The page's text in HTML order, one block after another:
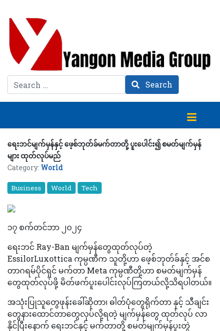
Search Search
ရေးဘင်မျက်မှန်နှင့် ဖေ့စ်ဘုတ်ခ်မက်တာတို့ ပူးပေါင်း၍ စမတ်မျက်မှန်
များ ထုတ်လုပ်မည်
Category: World
Business World Tech
၁၇ စက်တင်ဘာ ၂၀၂၄
ရေးဘင် Ray-Ban မျက်မှန်တွေထုတ်လုပ်တဲ့
EssilorLuxottica ကုမ္ပဏီက သူတို့ဟာ ဖေ့စ်ဘုတ်ခ်နှင့် အင်စ
တာဂရမ်ပိုင်ရှင် မက်တာ Meta ကုမ္ပဏီတို့ဟာ စမတ်မျက်မှန်
တွေထုတ်လုပ်ဖို့ မိတ်ဖက်ပူးပေါင်းလုပ်ကြတယ်လို့သိရပါတယ်။
အသုံးပြုသူတွေဖုန်းခေါ်ဆိုတာ၊ ဓါတ်ပုံတွေရိုက်တာ နှင့် သီချင်း
တွေနားထောင်တာတွေလုပ်လို့ရတဲ့ မျက်မှန်တွေ ထုတ်လုပ် လာ
နိုင်ပြီးနောက် ရေးဘင်နှင့် မက်တာတို့ စမတ်မျက်မှန်ပူးတွဲ